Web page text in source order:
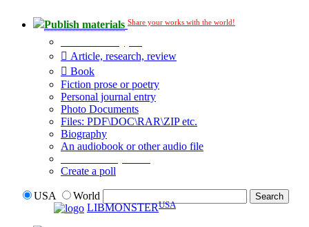
Publish materials Share your works with the world!
Article, research, review
Book
Fiction prose or poetry
Personal journal entry
Photo Documents
Files: PDF\DOC\RAR\ZIP etc.
Biography
An audiobook or other audio file
Create a poll
USA
World
LIBMONSTERUSA